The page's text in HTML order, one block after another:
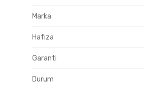
Marka
Hafıza
Garanti
Durum